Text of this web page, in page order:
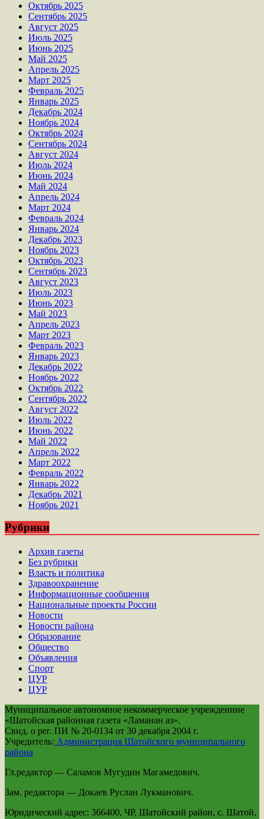
Октябрь 2025
Сентябрь 2025
Август 2025
Июль 2025
Июнь 2025
Май 2025
Апрель 2025
Март 2025
Февраль 2025
Январь 2025
Декабрь 2024
Ноябрь 2024
Октябрь 2024
Сентябрь 2024
Август 2024
Июль 2024
Июнь 2024
Май 2024
Апрель 2024
Март 2024
Февраль 2024
Январь 2024
Декабрь 2023
Ноябрь 2023
Октябрь 2023
Сентябрь 2023
Август 2023
Июль 2023
Июнь 2023
Май 2023
Апрель 2023
Март 2023
Февраль 2023
Январь 2023
Декабрь 2022
Ноябрь 2022
Октябрь 2022
Сентябрь 2022
Август 2022
Июль 2022
Июнь 2022
Май 2022
Апрель 2022
Март 2022
Февраль 2022
Январь 2022
Декабрь 2021
Ноябрь 2021
Рубрики
Архив газеты
Без рубрики
Власть и политика
Здравоохранение
Информационные сообщения
Национальные проекты России
Новости
Новости района
Образование
Общество
Объявления
Спорт
ЦУР
ЦУР
Муниципальное автономное некоммерческое учреждениие
«Шатойская районная газета «Ламанан аз».
Свид. о рег. ПИ № 20-0134 от 30 декабря 2004 г.
Учредитель: Администрация Шатойского муниципального
района
Гл.редактор — Саламов Мугудин Магамедович.
Зам. редактора — Докаев Руслан Лукманович.
Юридический адрес: 366400, ЧР, Шатойский район, с. Шатой,